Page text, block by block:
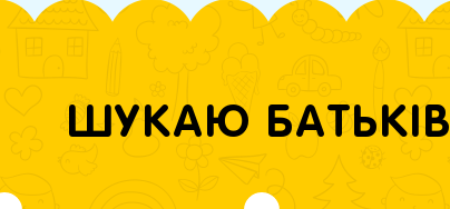
ШУКАЮ БАТЬКІВ